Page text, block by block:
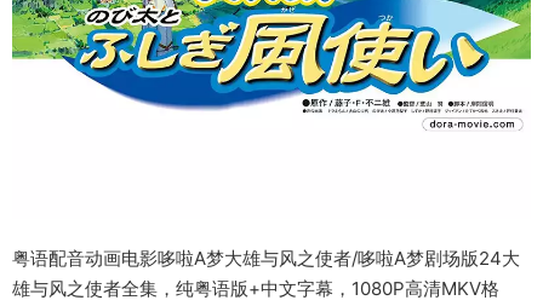
粤语配音动画电影哆啦A梦大雄与风之使者/哆啦A梦剧场版24大
雄与风之使者全集，纯粤语版+中文字幕，1080P高清MKV格